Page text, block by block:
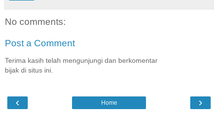
No comments:
Post a Comment
Terima kasih telah mengunjungi dan berkomentar
bijak di situs ini.
‹ ›
Home